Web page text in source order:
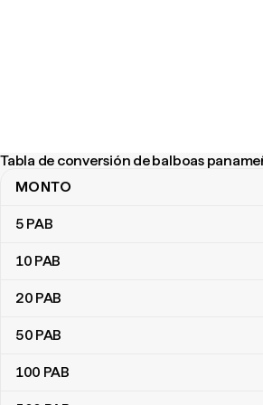
Tabla de conversión de balboas
Tabla de conversión de balboas
MONTO
5 PAB
10 PAB
20 PAB
50 PAB
100 PAB